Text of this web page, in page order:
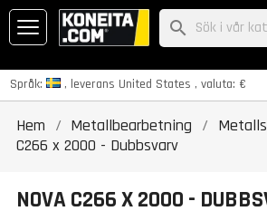
Språk: , leverans United States , valuta: €
search
Hem Metallbearbetning
C266 x 2000 - Dubbsvarv
NOVA C266 X 2000 -